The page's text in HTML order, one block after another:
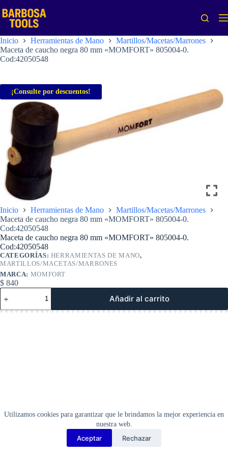
al
contenido
Utilizamos cookies para garantizar que le brindamos la mejor experiencia en
nuestra web.
Aceptar Rechazar
Inicio Herramientas de Mano
Martillos/Macetas/Marrones
Maceta de caucho negra 80 mm «MOMFORT» 805004-0.
Cod:42050548
¡Consulte por descuentos!
Inicio Herramientas de Mano
Martillos/Macetas/Marrones
Maceta de caucho negra 80 mm «MOMFORT» 805004-0.
Cod:42050548
Maceta de caucho negra 80 mm «MOMFORT» 805004-0.
Cod:42050548
CATEGORÍAS: HERRAMIENTAS DE MANO,
MARTILLOS/MACETAS/MARRONES
MARCA: MOMFORT
$ 840
Maceta
de
caucho
Añadir al carrito
Copyright Barbosa Tools©